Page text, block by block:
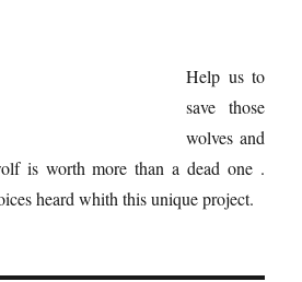
Help us to
save those
wolves and
is worth more than a dead one .
heard whith this unique project.